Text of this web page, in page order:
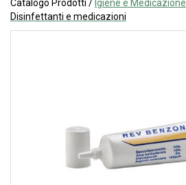
Catalogo Prodotti / Igiene e Medicazione
Disinfettanti e medicazioni